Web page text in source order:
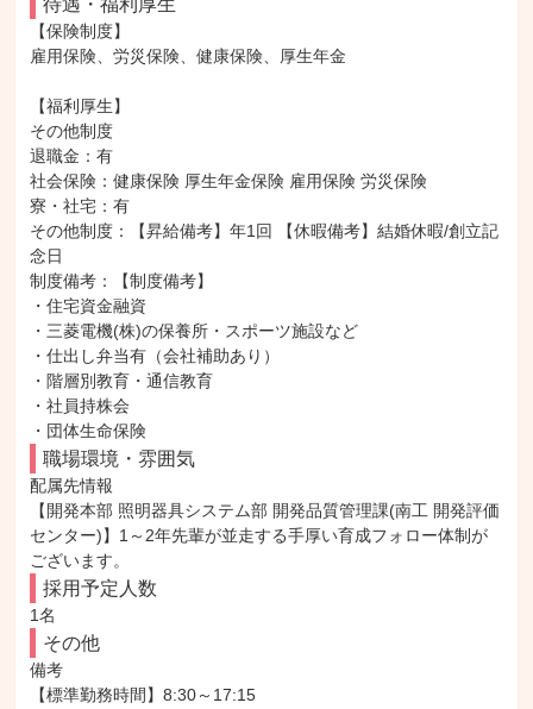
【保険制度】
雇用保険、労災保険、健康保険、厚生年金
【福利厚生】
その他制度
退職金：有
社会保険：健康保険 厚生年金保険 雇用保険 労災保険
寮・社宅：有
その他制度：【昇給備考】年1回 【休暇備考】結婚休暇/創立記
念日
制度備考：【制度備考】
・住宅資金融資
・三菱電機(株)の保養所・スポーツ施設など
・仕出し弁当有（会社補助あり）
・階層別教育・通信教育
・社員持株会
・団体生命保険
職場環境・雰囲気
配属先情報
【開発本部 照明器具システム部 開発品質管理課(南工 開発評価
センター)】1～2年先輩が並走する手厚い育成フォロー体制が
ございます。
採用予定人数
1名
その他
備考
【標準勤務時間】8:30～17:15